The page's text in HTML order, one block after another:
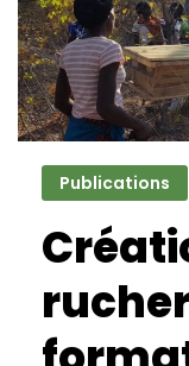
Publications